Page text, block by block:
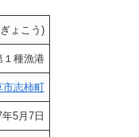
ょこう)
１種漁港
市志柿町
5月7日